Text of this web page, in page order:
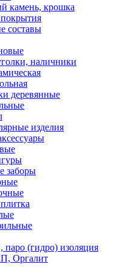
камень, крошка
составы
наличники
деревянные
изделия
заборы
паро (гидро) изоляция
Оргалит